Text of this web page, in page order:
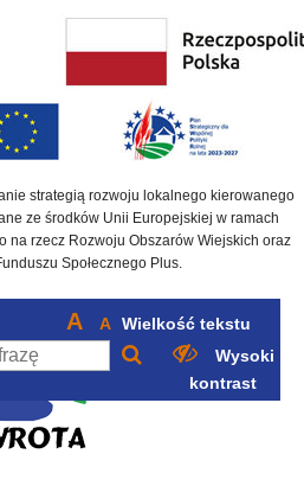
strategią rozwoju lokalnego kierowanego
ze środków Unii Europejskiej w ramach
na rzecz Rozwoju Obszarów Wiejskich oraz
Społecznego Plus.
A A Wielkość tekstu
Wysoki
kontrast